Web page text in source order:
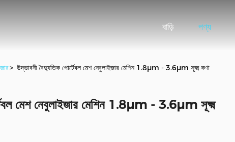
বাড়ি পণ্য
> উদ্ভাবনী বৈদ্যুতিক পোর্টেবল মেশ নেবুলাইজার মেশিন 1.8μm - 3.6μm সূক্ষ্ম কণা
মেশ নেবুলাইজার মেশিন 1.8μm - 3.6μm সূক্ষ্ম